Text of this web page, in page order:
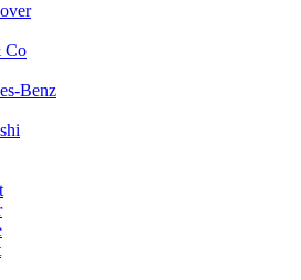
Co
Benz